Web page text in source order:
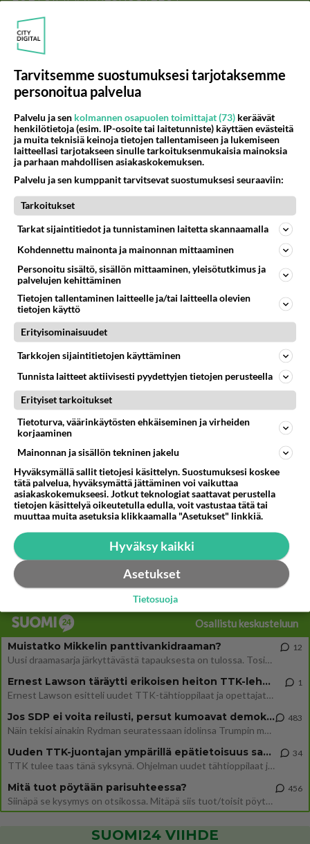
PÄIVÄ
Martinan bisneksillä ei mene hyvin
05.08.2026 05:51
Kotimaiset julkkisjuorut
Martina Aitolehti on seurattu julkisuuden henkilö. Lähipiiriin mahtuu muitakin tunnettuja henkilöitä. Tiesitkö, että Ma
05.08.2026 07:23
Kotimaiset julkkisjuorut
1259
Näin tekisi ainakin Rydman seuratessaan idolinsa Trumpin mallia https://www.is.fi/politiikka/art-2000012187244.html
06.08.2026 09:02
Maailman menoa
1102
Mitä töitä kaivattusi on tehnyt?
05.08.2026 13:25
Ikävä
63
965
Voiko meidän välit
Koskaan parantua tästä?
05.08.2026 05:34
73
Onko kaivattusi
Kummallinen jossakin suhteessa?
710
Huumerikos. Yleisesti uskotaan, että se seikka, että eräs KiPan pelaaja kärähtää huumeista, on vain jäävuoren huippu. M
05.08.2026 03:21
Kitee
108
708
Mies, olenko ymmärtänyt oikein?
05.08.2026 11:40
Ikävä
75
Perussuomalaisten kannatus nousi rytinällä Ylen tänään julkaisemassa tuoreimmassa gallup-kyselyssä.
https://yle.fi/a/74-20239449 Perussuomalaisilla hurja- ja ylivoimaisesti suurin nousu tässä uudessa Ylen gallupissa. Kyl
06.08.2026 03:24
Maailman menoa
Kauanko olet kaivannut kaivattuasi ja
koska hänet löysit?
05.08.2026 17:19
Ikävä
38
622
Osallistu keskusteluun
Muistatko Mikkelin panttivankidraaman?
Uusi draamasarja järkyttävästä tapauksesta on tulossa. Tositapahtumiin perustuva sarja ammentaa vuoden 1986 Mikkelin pan
12
Ernest Lawson täräytti erikoisen heiton TTK-lehdistötilaisuudessa: " Onko tässä tarkoituksena...?"
Ernest Lawson esitteli uudet TTK-tähtioppilaat ja opettajat torstaina 6.8. lehdistölle. Tulevalla kaudella on yksi hausk
1
Jos SDP ei voita reilusti, persut kumoavat demokratian Suomesta
Näin tekisi ainakin Rydman seuratessaan idolinsa Trumpin mallia https://www.is.fi/politiikka/art-2000012187244.html
483
Uuden TTK-juontajan ympärillä epätietoisuus sakenee - Nyt MTV hämmentää soppaa
TTK tulee taas tänä syksynä. Ohjelman uudet tähtioppilaat julkistetaan torstaina 6. elokuuta klo 14 alkavassa lehdistö
34
Mitä tuot pöytään parisuhteessa?
Siinäpä se kysymys on otsikossa. Mitäpä siis tuot/toisit pöytään parisuhteessa? Oletko mies vai nainen? Koetko sen mitä
456
SUOMI24 VIIHDE
Tarvitsemme suostumuksesi tarjotaksemme
personoitua palvelua
Palvelu ja sen kolmannen osapuolen toimittajat (73) keräävät
henkilötietoja (esim. IP-osoite tai laitetunniste) käyttäen evästeitä
ja muita teknisiä keinoja tietojen tallentamiseen ja lukemiseen
laitteellasi tarjotakseen sinulle tarkoituksenmukaisia mainoksia
ja parhaan mahdollisen asiakaskokemuksen.
Palvelu ja sen kumppanit tarvitsevat suostumuksesi seuraaviin:
Tarkoitukset
Tarkat sijaintitiedot ja tunnistaminen laitetta skannaamalla
Kohdennettu mainonta ja mainonnan mittaaminen
Personoitu sisältö, sisällön mittaaminen, yleisötutkimus ja
palvelujen kehittäminen
Tietojen tallentaminen laitteelle ja/tai laitteella olevien
tietojen käyttö
Erityisominaisuudet
Tarkkojen sijaintitietojen käyttäminen
Tunnista laitteet aktiivisesti pyydettyjen tietojen perusteella
Erityiset tarkoitukset
Tietoturva, väärinkäytösten ehkäiseminen ja virheiden
korjaaminen
Mainonnan ja sisällön tekninen jakelu
Hyväksymällä sallit tietojesi käsittelyn. Suostumuksesi koskee
tätä palvelua, hyväksymättä jättäminen voi vaikuttaa
asiakaskokemukseesi. Jotkut teknologiat saattavat perustella
tietojen käsittelyä oikeutetulla edulla, voit vastustaa tätä tai
muuttaa muita asetuksia klikkaamalla "Asetukset" linkkiä.
Hyväksy kaikki
Asetukset
Tietosuoja